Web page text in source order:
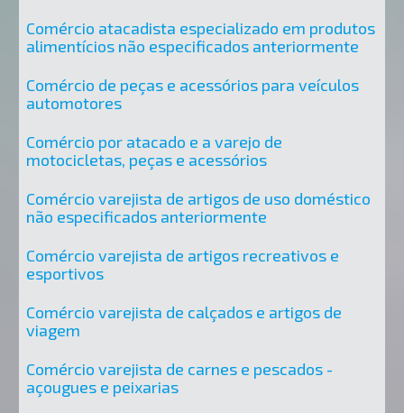
Comércio atacadista especializado em produtos
alimentícios não especificados anteriormente
Comércio de peças e acessórios para veículos
automotores
Comércio por atacado e a varejo de
motocicletas, peças e acessórios
Comércio varejista de artigos de uso doméstico
não especificados anteriormente
Comércio varejista de artigos recreativos e
esportivos
Comércio varejista de calçados e artigos de
viagem
Comércio varejista de carnes e pescados -
açougues e peixarias